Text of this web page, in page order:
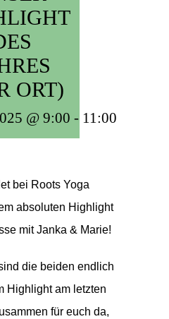
ORT)
@ 9:00 - 11:00
bei Roots Yoga
absoluten Highlight
mit Janka & Marie!
die beiden endlich
Highlight am letzten
für euch da,